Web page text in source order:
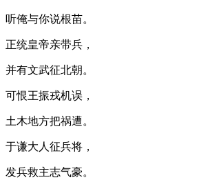
听俺与你说根苗。
正统皇帝亲带兵，
并有文武征北朝。
可恨王振戎机误，
土木地方把祸遭。
于谦大人征兵将，
发兵救主志气豪。